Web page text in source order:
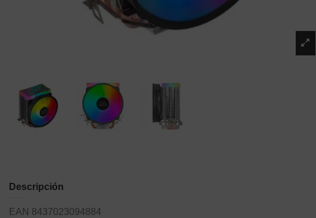
Descripción
EAN 8437023094884